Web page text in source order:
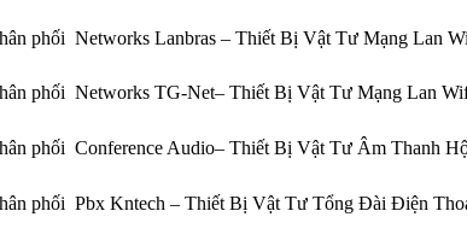
phối Networks Lanbras – Thiết Bị Vật Tư Mạng Lan
phối Networks TG-Net– Thiết Bị Vật Tư Mạng Lan
phối Conference Audio– Thiết Bị Vật Tư Âm Thanh
phối Pbx Kntech – Thiết Bị Vật Tư Tổng Đài Điện